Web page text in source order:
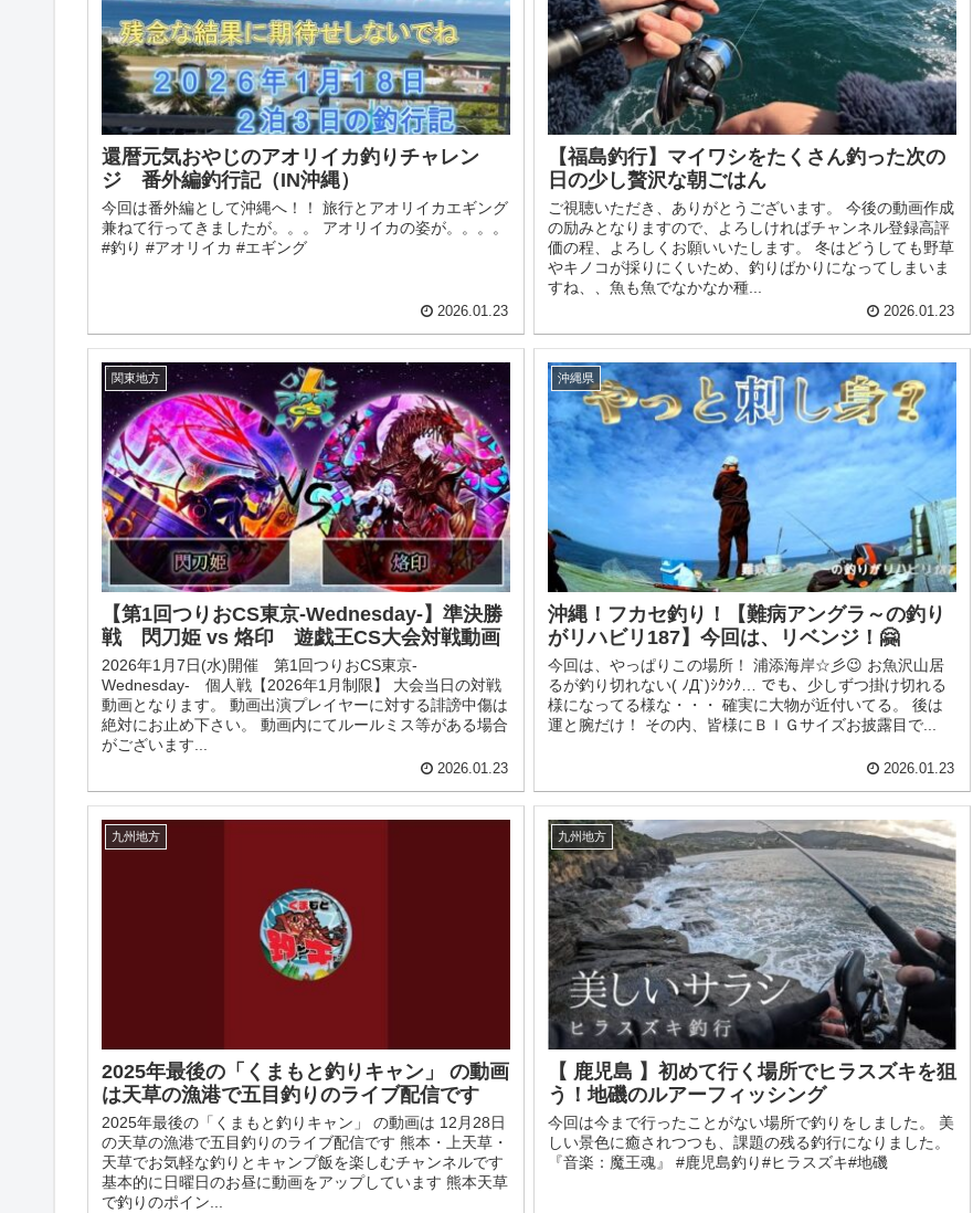
還暦元気おやじのアオリイカ釣りチャレン
ジ 番外編釣行記（IN沖縄）
今回は番外編として沖縄へ！！ 旅行とアオリイカエギング
兼ねて行ってきましたが。。。 アオリイカの姿が。。。。
#釣り #アオリイカ #エギング
2026.01.23
【福島釣行】マイワシをたくさん釣った次の
日の少し贅沢な朝ごはん
ご視聴いただき、ありがとうございます。 今後の動画作成
の励みとなりますので、よろしければチャンネル登録高評
価の程、よろしくお願いいたします。 冬はどうしても野草
やキノコが採りにくいため、釣りばかりになってしまいま
すね、、魚も魚でなかなか種...
2026.01.23
関東地方
【第1回つりおCS東京-Wednesday-】準決勝
戦 閃刀姫 vs 烙印 遊戯王CS大会対戦動画
2026年1月7日(水)開催 第1回つりおCS東京-
Wednesday- 個人戦【2026年1月制限】 大会当日の対戦
動画となります。 動画出演プレイヤーに対する誹謗中傷は
絶対にお止め下さい。 動画内にてルールミス等がある場合
がございます...
2026.01.23
沖縄県
沖縄！フカセ釣り！【難病アングラ～の釣り
がリハビリ187】今回は、リベンジ！🤗
今回は、やっぱりこの場所！ 浦添海岸☆彡😉 お魚沢山居
るが釣り切れない( ﾉД`)ｼｸｼｸ… でも、少しずつ掛け切れる
様になってる様な・・・ 確実に大物が近付いてる。 後は
運と腕だけ！ その内、皆様にＢＩＧサイズお披露目で...
2026.01.23
九州地方
2025年最後の「くまもと釣りキャン」 の動画
は天草の漁港で五目釣りのライブ配信です
2025年最後の「くまもと釣りキャン」 の動画は 12月28日
の天草の漁港で五目釣りのライブ配信です 熊本・上天草・
天草でお気軽な釣りとキャンプ飯を楽しむチャンネルです
基本的に日曜日のお昼に動画をアップしています 熊本天草
で釣りのポイン...
九州地方
【 鹿児島 】初めて行く場所でヒラスズキを狙
う！地磯のルアーフィッシング
今回は今まで行ったことがない場所で釣りをしました。 美
しい景色に癒されつつも、課題の残る釣行になりました。
『音楽：魔王魂』 #鹿児島釣り#ヒラスズキ#地磯